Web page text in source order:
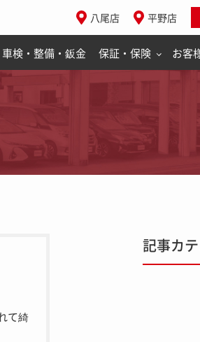
八尾店 平野店
車検・整備・鈑金 保証・保険 お客
て綺
記事カ